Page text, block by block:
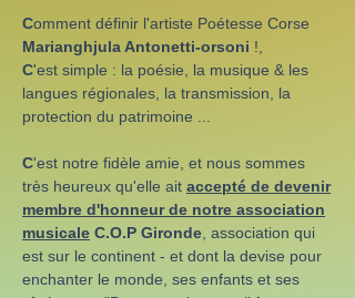
Comment définir l'artiste Poétesse Corse
Marianghjula Antonetti-orsoni !,
C'est simple : la poésie, la musique & les
langues régionales, la transmission, la
protection du patrimoine ...
C'est notre fidèle amie, et nous sommes
très heureux qu'elle ait accepté de devenir
membre d'honneur de notre association
musicale C.O.P Gironde , association qui
est sur le continent - et dont la devise pour
enchanter le monde, ses enfants et ses